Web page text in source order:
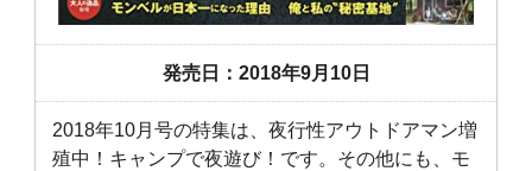
発売日：2018年9月10日
2018年10月号の特集は、夜行性アウトドアマン増
殖中！キャンプで夜遊び！です。その他にも、モ